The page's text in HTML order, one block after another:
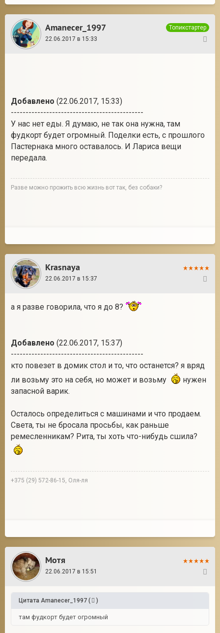
Amanecer_1997
Топикстартер
22.06.2017 в 15:33
Добавлено (22.06.2017, 15:33)
---------------------------------------------
У нас нет еды. Я думаю, не так она нужна, там
фудкорт будет огромный. Поделки есть, с прошлого
Пастернака много оставалось. И Лариса вещи
передала.
Разве можно прожить всю жизнь вот так, без собаки?
Krasnaya
22.06.2017 в 15:37
а я разве говорила, что я до 8?
Добавлено (22.06.2017, 15:37)
---------------------------------------------
кто повезет в домик стол и то, что останется? я вряд
ли возьму это на себя, но может и возьму
нужен
запасной варик.
Осталось определиться с машинами и что продаем.
Света, ты не бросала просьбы, как раньше
ремесленникам? Рита, ты хоть что-нибудь сшила?
+375 (29) 572-86-15, Оля-ля
Мотя
22.06.2017 в 15:51
Цитата Amanecer_1997 ( )
там фудкорт будет огромный